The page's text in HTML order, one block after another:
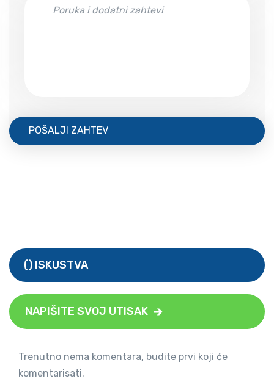
POŠALJI ZAHTEV
() ISKUSTVA
NAPIŠITE SVOJ UTISAK
Trenutno nema komentara, budite prvi koji će
komentarisati.